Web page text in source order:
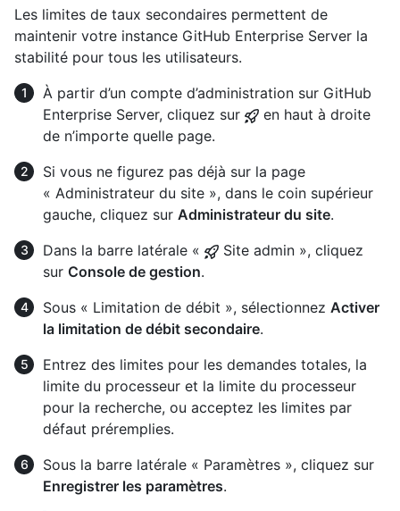
Les limites de taux secondaires permettent de
maintenir votre instance GitHub Enterprise Server la
stabilité pour tous les utilisateurs.
À partir d’un compte d’administration sur GitHub
Enterprise Server, cliquez sur
en haut à droite
de n’importe quelle page.
Si vous ne figurez pas déjà sur la page
« Administrateur du site », dans le coin supérieur
gauche, cliquez sur Administrateur du site.
Dans la barre latérale «
Site admin », cliquez
sur Console de gestion.
Sous « Limitation de débit », sélectionnez Activer
la limitation de débit secondaire.
Entrez des limites pour les demandes totales, la
limite du processeur et la limite du processeur
pour la recherche, ou acceptez les limites par
défaut préremplies.
Sous la barre latérale « Paramètres », cliquez sur
Enregistrer les paramètres.